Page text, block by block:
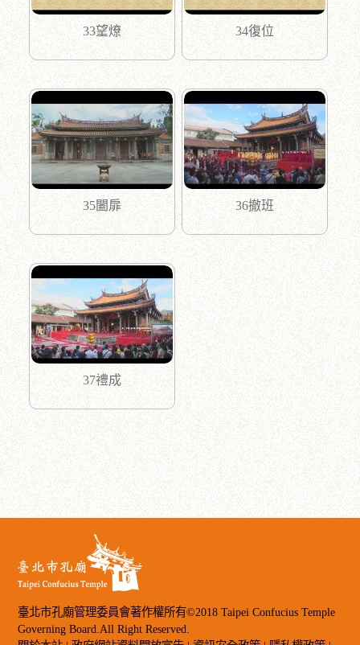
33望燎 34復位
35闔扉 36撤班
37禮成
臺北市孔廟管理委員會著作權所有©2018 Taipei Confucius Temple
Governing Board.All Right Reserved.